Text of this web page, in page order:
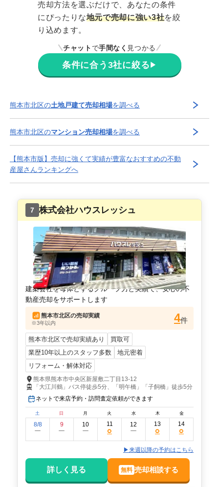
売却方法を選ぶだけで、あなたの条件
にぴったりな地元で売却に強い3社を絞
り込めます。
チャット で手間なく 見つかる
条件に合う3社に絞る ▶
熊本市北区の土地戸建て売却相場を調べる
熊本市北区のマンション売却相場を調べる
【熊本市版】 売却に強くて実績が豊富なおすすめの不動
産屋さんランキングへ
7 株式会社ハウスレッシュ
建築会社を母体とするグループ力と実績で、安心の不
動産売却をサポートします
熊本市北区の売却実績
※3年以内 4件
熊本市北区で売却実績あり
買取可
業歴10年以上のスタッフ多数
地元密着
リフォーム・解体対応
熊本県熊本市中央区新屋敷二丁目13-12
「大江川鶴」バス停徒歩5分、「明午橋」「子飼橋」徒歩5分
ネットで来店予約・訪問査定依頼ができます
土 日 月 火 水 木 金
8/8
ー
9
ー
10
ー
11
○
12
ー
13
○
14
○
▶来週以降の予約はこちら
詳しく見る 無料 売却相談する